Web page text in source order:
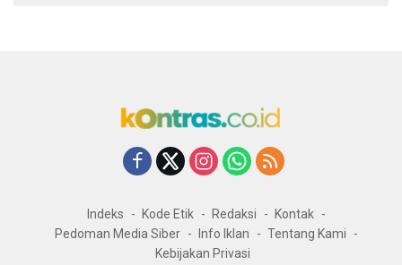
Indeks Kode Etik Redaksi
Kontak
Pedoman Media Siber
Info Iklan
Tentang Kami
Kebijakan Privasi